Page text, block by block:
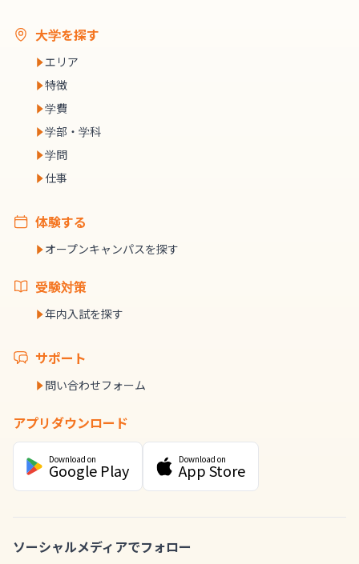
大学を探す
エリア
特徴
学費
学部・学科
学問
仕事
体験する
オープンキャンパスを探す
受験対策
年内入試を探す
サポート
問い合わせフォーム
アプリダウンロード
Download on
Google Play
Download on
App Store
ソーシャルメディアでフォロー